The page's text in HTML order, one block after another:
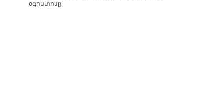
օգոստոսը